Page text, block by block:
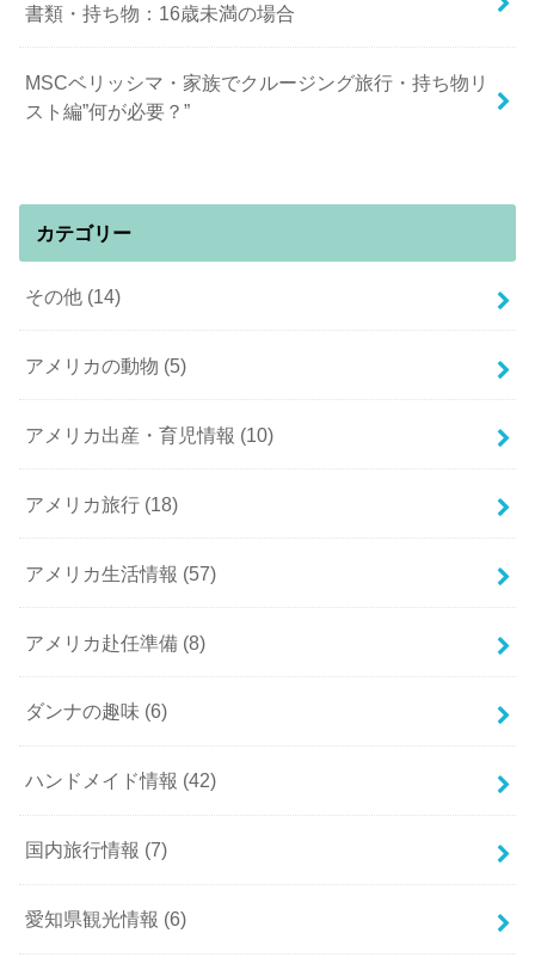
書類・持ち物：16歳未満の場合
MSCベリッシマ・家族でクルージング旅行・持ち物リ
スト編”何が必要？”
カテゴリー
その他 (14)
アメリカの動物 (5)
アメリカ出産・育児情報 (10)
アメリカ旅行 (18)
アメリカ生活情報 (57)
アメリカ赴任準備 (8)
ダンナの趣味 (6)
ハンドメイド情報 (42)
国内旅行情報 (7)
愛知県観光情報 (6)